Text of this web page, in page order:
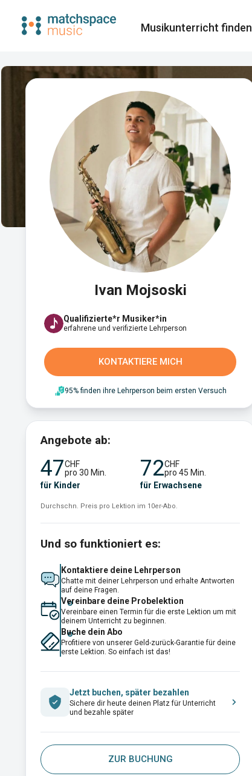
Musikunterricht finden​
Ivan Mojsoski
Qualifizierte*r Musiker*in
erfahrene und verifizierte Lehrperson
KONTAKTIERE MICH
95% finden ihre Lehrperson beim ersten Versuch
Angebote ab:
47CHF
pro 30 Min.
für Kinder
72CHF
pro 45 Min.
für Erwachsene
Durchschn. Preis pro Lektion im 10er-Abo.
Und so funktioniert es:
Kontaktiere deine Lehrperson
Chatte mit deiner Lehrperson und erhalte Antworten
auf deine Fragen.
Vereinbare deine Probelektion
Vereinbare einen Termin für die erste Lektion um mit
deinem Unterricht zu beginnen.
Buche dein Abo
Profitiere von unserer Geld-zurück-Garantie für deine
erste Lektion. So einfach ist das!
Jetzt buchen, später bezahlen
Sichere dir heute deinen Platz für Unterricht
und bezahle später
ZUR BUCHUNG